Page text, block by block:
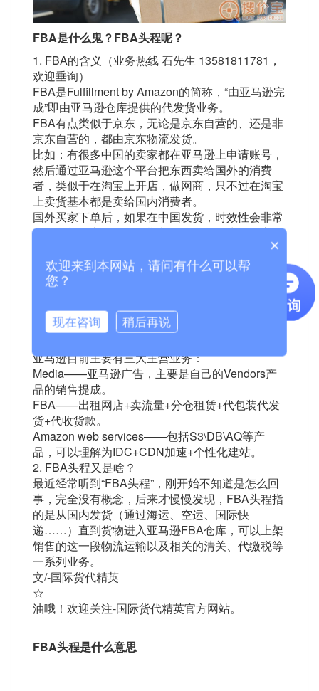
FBA是什么鬼？FBA头程呢？
1. FBA的含义（业务热线 石先生 13581811781，
欢迎垂询）
FBA是Fulfillment by Amazon的简称，“由亚马逊完
成”即由亚马逊仓库提供的代发货业务。
FBA有点类似于京东，无论是京东自营的、还是非
京东自营的，都由京东物流发货。
比如：有很多中国的卖家都在亚马逊上申请账号，
然后通过亚马逊这个平台把东西卖给国外的消费
者，类似于在淘宝上开店，做网商，只不过在淘宝
上卖货基本都是卖给国内消费者。
国外买家下单后，如果在中国发货，时效性会非常
差，可能买家一个多星期都收不到货。为了提高服
务质量和水平，可以利用亚马逊提供的FBA服务，
根据销售预测先把货物通过海运、空运或国际快递
等方式，较大批量地运到国外，进入亚马逊FBA仓
FBA仓库发货，如美国的买家下单后，货物直接从
美国的FBA仓库发出，这样相当于美国国内的快
亚马逊目前主要有三大主营业务：
Media——亚马逊广告，主要是自己的Vendors产
品的销售提成。
FBA——出租网店+卖流量+分仓租赁+代包装代发
货+代收货款。
Amazon web services——包括S3\DB\AQ等产
品，可以理解为IDC+CDN加速+个性化建站。
2. FBA头程又是啥？
最近经常听到“FBA头程”，刚开始不知道是怎么回
事，完全没有概念，后来才慢慢发现，FBA头程指
的是从国内发货（通过海运、空运、国际快
递……）直到货物进入亚马逊FBA仓库，可以上架
销售的这一段物流运输以及相关的清关、代缴税等
一系列业务。
文/-国际货代精英
☆
油哦！欢迎关注-国际货代精英官方网站。
FBA头程是什么意思
×
欢迎来到本网站，请问有什么可以帮
您？
现在咨询 稍后再说